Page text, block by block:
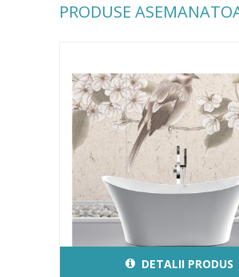
PRODUSE
DETALII PRODUS